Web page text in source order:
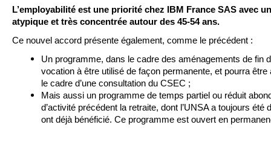
L’employabilité est une priorité chez IBM France SAS avec
atypique et très concentrée autour des 45-54 ans.
Ce nouvel accord présente également, comme le précédent :
Un programme, dans le cadre des aménagements de fin
vocation à être utilisé de façon permanente, et pourra
le cadre d’une consultation du CSEC ;
Mais aussi un programme de temps partiel ou réduit
d’activité précédent la retraite, dont l’UNSA a toujours été
ont déjà bénéficié. Ce programme est ouvert en